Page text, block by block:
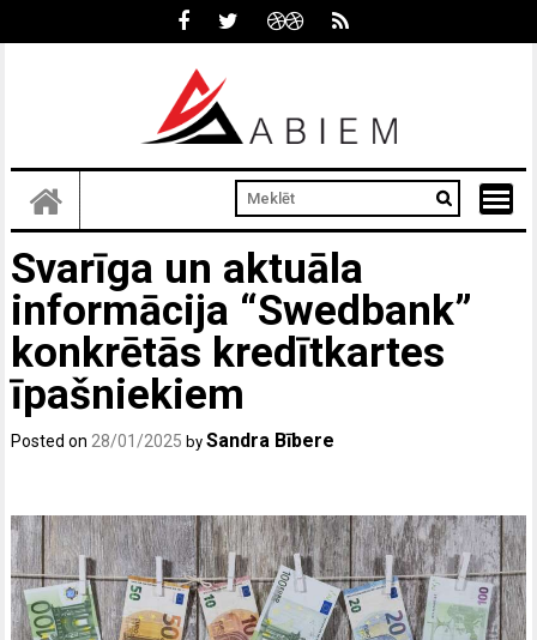
Svarīga un aktuāla
informācija “Swedbank”
konkrētās kredītkartes
īpašniekiem
Posted on28/01/2025 bySandra Bībere